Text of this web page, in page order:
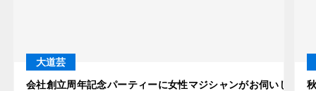
大道芸
会社創立周年記念パーティーに女性マジシャンがお伺いしまし